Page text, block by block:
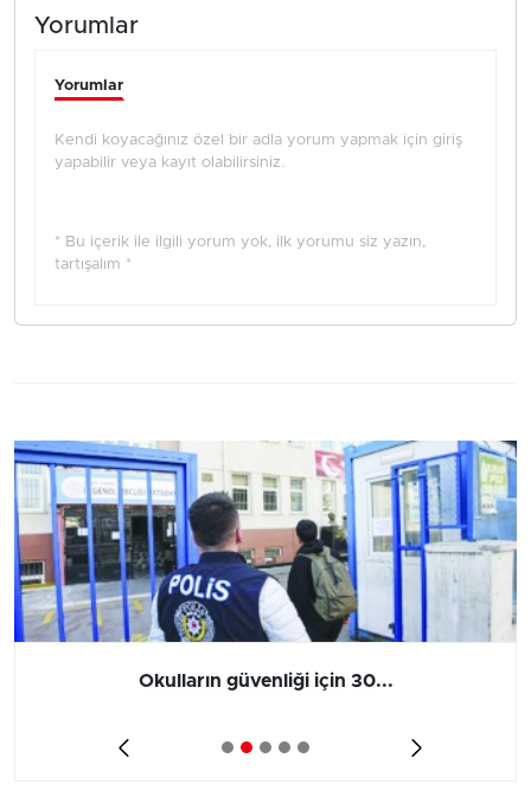
Yorumlar
Yorumlar
Kendi koyacağınız özel bir adla yorum yapmak için giriş
yapabilir veya kayıt olabilirsiniz.
* Bu içerik ile ilgili yorum yok, ilk yorumu siz yazın,
tartışalım *
Okulların güvenliği için 30...